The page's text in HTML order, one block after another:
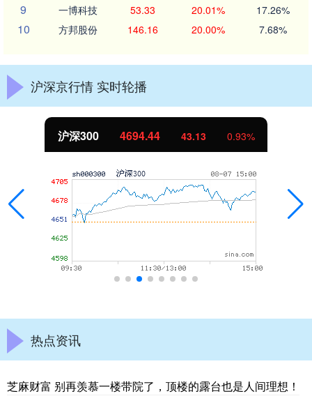
9 一博科技 53.33 20.01% 17.26%
10 方邦股份 146.16 20.00% 7.68%
沪深京行情 实时轮播
沪深300 4694.44 43.13 0.93%
热点资讯
芝麻财富 别再羡慕一楼带院了，顶楼的露台也是人间理想！